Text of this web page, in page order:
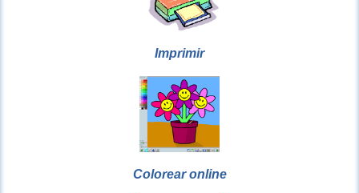
Imprimir
Colorear online